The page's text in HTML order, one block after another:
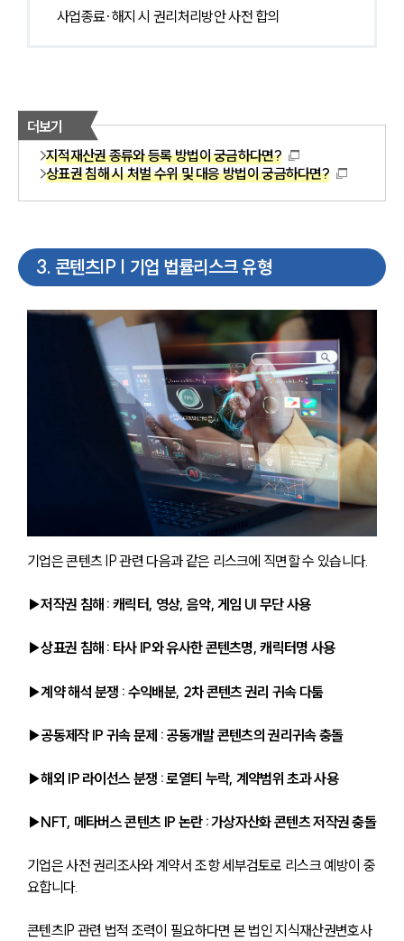
사업종료·해지 시 권리처리방안 사전 합의
더보기
지적재산권 종류와 등록 방법이 궁금하다면?
상표권 침해 시 처벌 수위 및 대응 방법이 궁금하다면?
3. 콘텐츠IP | 기업 법률리스크 유형
기업은 콘텐츠 IP 관련 다음과 같은 리스크에 직면할 수 있습니다.
▶저작권 침해 : 캐릭터, 영상, 음악, 게임 UI 무단 사용
▶상표권 침해 : 타사 IP와 유사한 콘텐츠명, 캐릭터명 사용
▶계약 해석 분쟁 : 수익배분, 2차 콘텐츠 권리 귀속 다툼
▶공동제작 IP 귀속 문제 : 공동개발 콘텐츠의 권리귀속 충돌
▶해외 IP 라이선스 분쟁 : 로열티 누락, 계약범위 초과 사용
▶NFT, 메타버스 콘텐츠 IP 논란 : 가상자산화 콘텐츠 저작권 충돌
기업은 사전 권리조사와 계약서 조항 세부검토로 리스크 예방이 중
요합니다.
콘텐츠IP 관련 법적 조력이 필요하다면 본 법인 지식재산권변호사